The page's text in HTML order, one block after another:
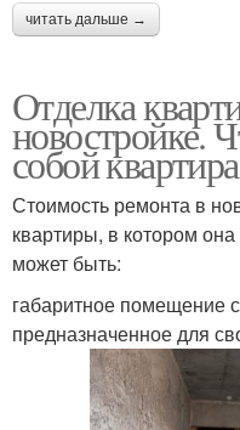
читать дальше →
Отделка
новостройке.
собой
Стоимость ремонта в
квартиры, в котором
может быть:
габаритное помещение
предназначенное для